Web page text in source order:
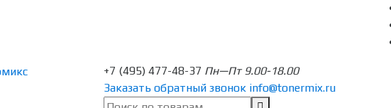
+7 (495) 477-48-37 Пн—Пт 9.00-18.00
Заказать обратный звонок info@tonermix.ru